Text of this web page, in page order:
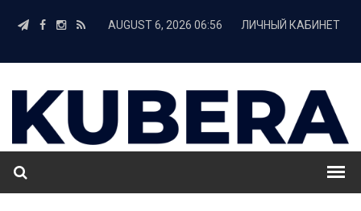
AUGUST 6, 2026 06:56 ЛИЧНЫЙ КАБИНЕТ